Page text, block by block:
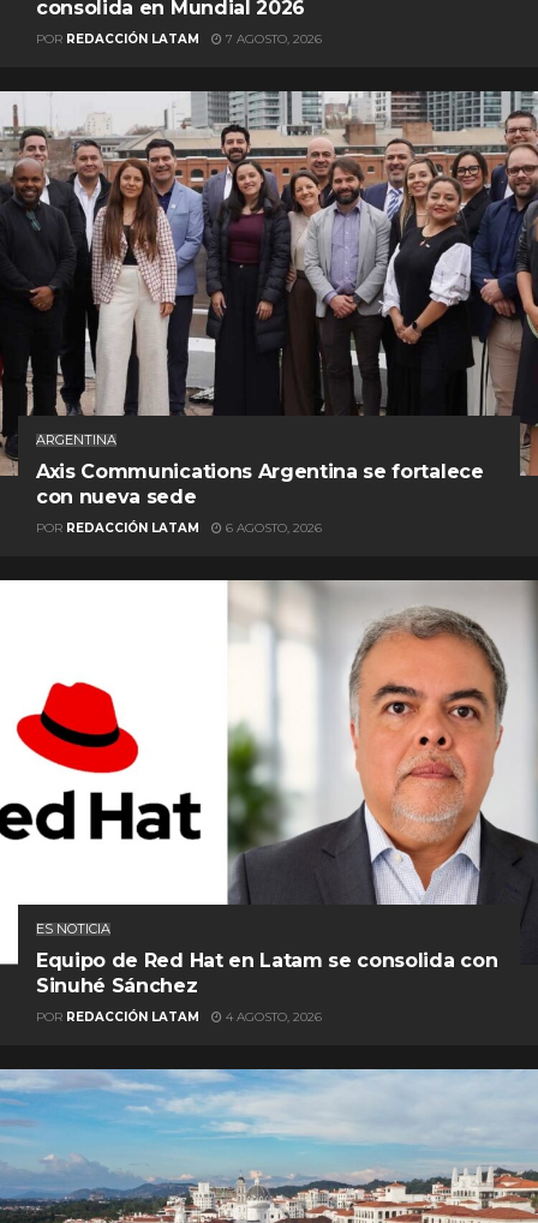
consolida en Mundial 2026
POR REDACCIÓN LATAM 7 AGOSTO, 2026
ARGENTINA
Axis Communications Argentina se fortalece
con nueva sede
POR REDACCIÓN LATAM 6 AGOSTO, 2026
ES NOTICIA
Equipo de Red Hat en Latam se consolida con
Sinuhé Sánchez
POR REDACCIÓN LATAM 4 AGOSTO, 2026